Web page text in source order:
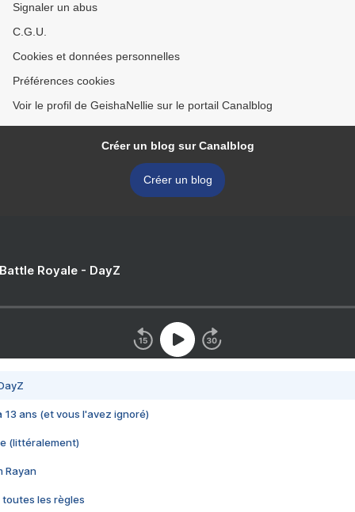
Signaler un abus
C.G.U.
Cookies et données personnelles
Préférences cookies
Voir le profil de GeishaNellie sur le portail Canalblog
Créer un blog sur Canalblog
Créer un blog
Royale - DayZ
13 ans (et vous l'avez ignoré)
(littéralement)
Rayan
toutes les règles